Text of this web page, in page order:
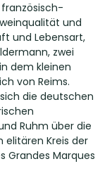
und
und Lebensart,
zwei
dem kleinen
von Reims.
die deutschen
Ruhm über die
Kreis der
Grandes Marques